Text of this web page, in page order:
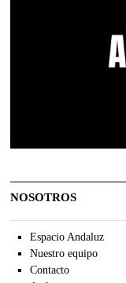
NOSOTROS
Espacio Andaluz
Nuestro equipo
Contacto